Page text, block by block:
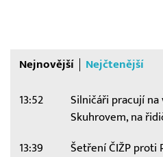
Nejnovější Nejčtenější
13:52
Silničáři pracují
Skuhrovem, na
13:39
Šetření ČIŽP proti